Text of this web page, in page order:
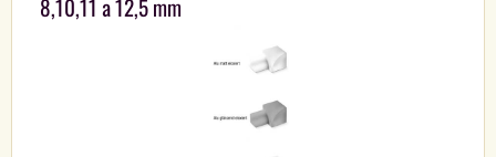
8,10,11 a 12,5 mm